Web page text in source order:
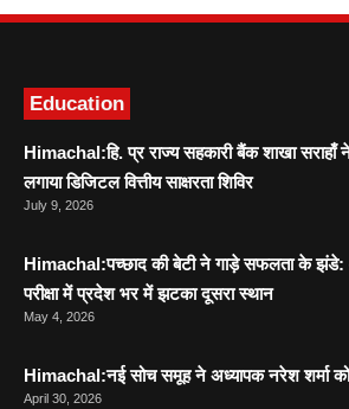
Education
Himachal:हि. प्र राज्य सहकारी बैंक शाखा सराहाँ
लगाया डिजिटल वित्तीय साक्षरता शिविर
July 9, 2026
Himachal:पच्छाद की बेटी ने गाड़े सफलता के झंडे:
परीक्षा में प्रदेश भर में झटका दूसरा स्थान
May 4, 2026
Himachal:नई सोच समूह ने अध्यापक नरेश शर्मा को
April 30, 2026